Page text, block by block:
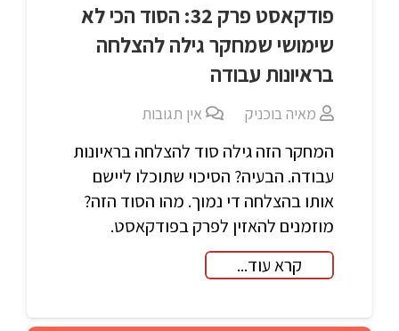
פודקאסט פרק 32: הסוד הכי לא
שימושי שמחקר גילה להצלחה
בראיונות עבודה
מאיה בוכניק אין תגובות
המחקר הזה גילה סוד להצלחה בראיונות
עבודה. הבעיה? הסיכוי שתוכלו ליישם
אותו בהצלחה די נמוך. מהו הסוד הזה?
מוזמנים להאזין לפרק בפודקאסט.
קרא עוד...